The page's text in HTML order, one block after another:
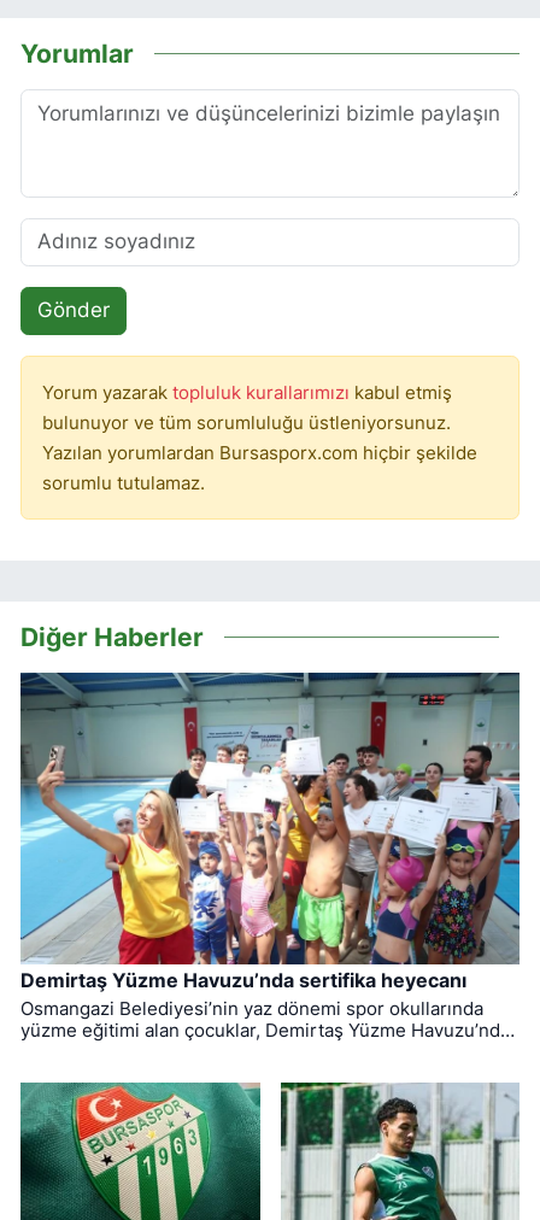
Yorumlar
Gönder
Yorum yazarak topluluk kurallarımızı kabul etmiş
bulunuyor ve tüm sorumluluğu üstleniyorsunuz.
Yazılan yorumlardan Bursasporx.com hiçbir şekilde
sorumlu tutulamaz.
Diğer Haberler
Demirtaş Yüzme Havuzu’nda sertifika heyecanı
Osmangazi Belediyesi’nin yaz dönemi spor okullarında
yüzme eğitimi alan çocuklar, Demirtaş Yüzme Havuzu’nda